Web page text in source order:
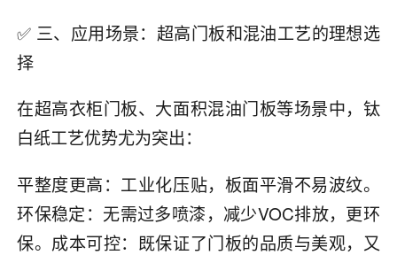
✅ 三、应用场景：超高门板和混油工艺的理想选
择
在超高衣柜门板、大面积混油门板等场景中，钛
白纸工艺优势尤为突出：
平整度更高：工业化压贴，板面平滑不易波纹。
环保稳定：无需过多喷漆，减少VOC排放，更环
保。成本可控：既保证了门板的品质与美观，又